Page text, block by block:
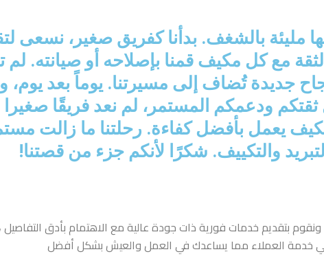
لكنها مليئة بالشغف. بدأنا كفريق صغير،
مع كل مكيف قمنا بإصلاحه أو صيانته.
تُضاف إلى مسيرتنا. يوماً بعد يوم،
ثقتكم ودعمكم المستمر، لم نعد فريقًا
مكيف يعمل بأفضل كفاءة. رحلتنا ما زالت
والتكييف. شكرًا لأنكم جزء من قصتنا!
ونقوم بتقديم خدمات فورية ذات جودة عالية مع الاهتمام بأدق التفاصيل
خدمة العملاء مما يساعدك في العمل والعيش بشكل أفضل